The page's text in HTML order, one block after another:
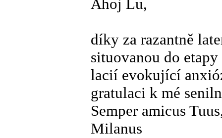
Ahoj Lu,
díky za razantně
situovanou do
lacií evokující
gratulaci k mé
Semper amicus
Milanus